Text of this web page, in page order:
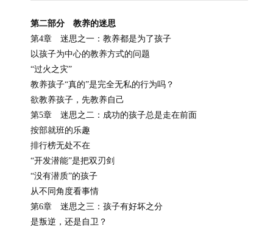
第二部分 教养的迷思
第4章 迷思之一：教养都是为了孩子
以孩子为中心的教养方式的问题
“过火之灾”
教养孩子“真的”是完全无私的行为吗？
欲教养孩子，先教养自己
第5章 迷思之二：成功的孩子总是走在前面
按部就班的乐趣
排行榜无处不在
“开发潜能”是把双刃剑
“没有潜质”的孩子
从不同角度看事情
第6章 迷思之三：孩子有好坏之分
是叛逆，还是自卫？